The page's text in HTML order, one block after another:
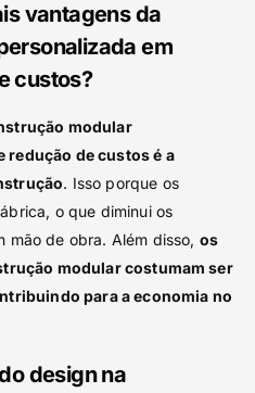
vantagens da
em
custos?
modular
redução de custos é a
. Isso porque os
o que diminui os
mão de obra. Além disso, os
modular costumam ser
para a economia no
design na